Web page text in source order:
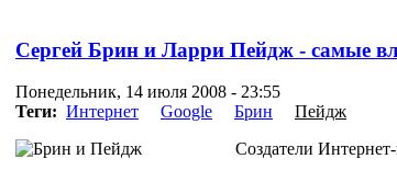
Сергей Брин и Ларри Пейдж - самые
Понедельник, 14 июля 2008 - 23:55
Теги: Интернет Google Брин
Пейдж
Создатели